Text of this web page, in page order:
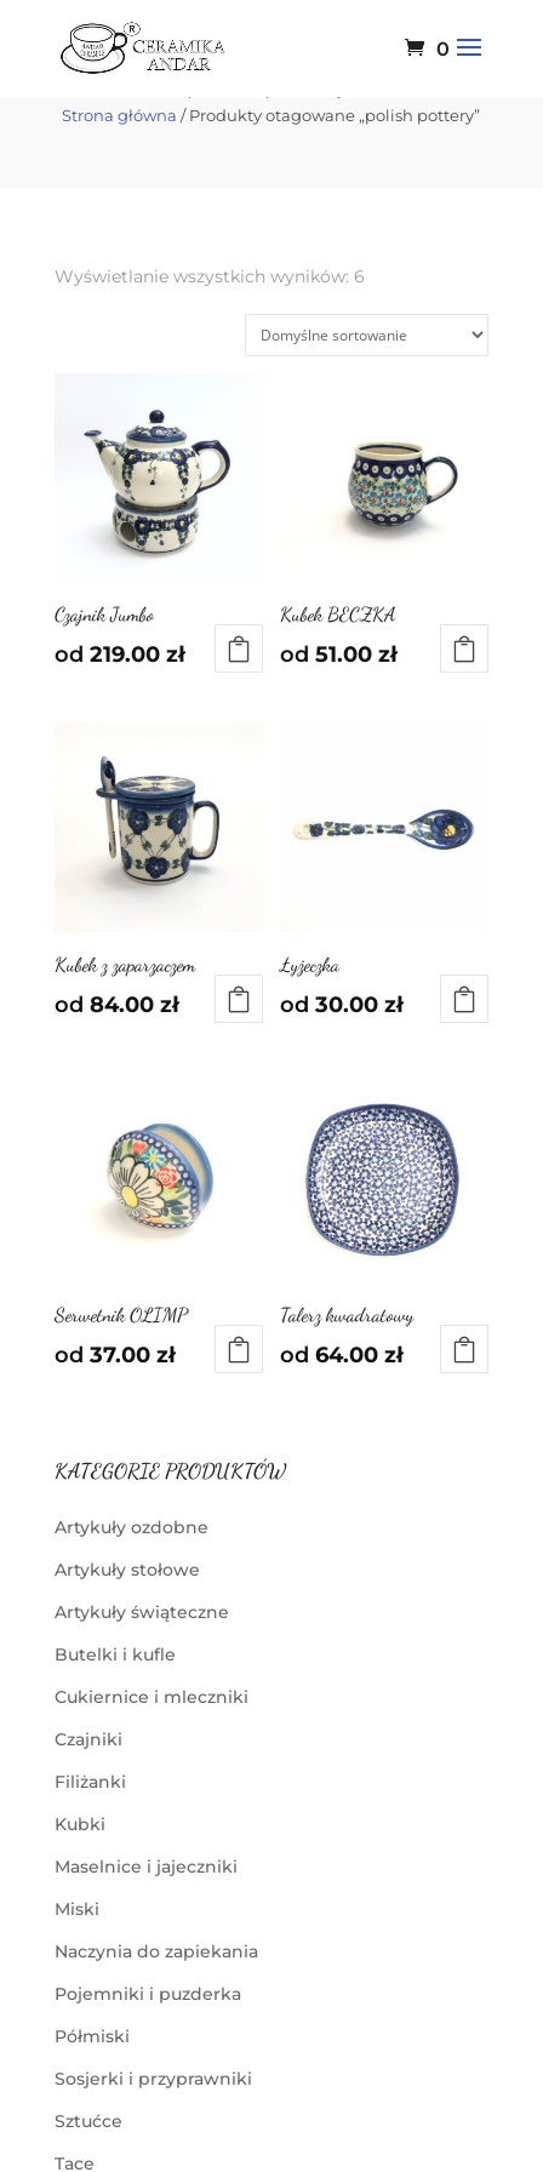
0
polish pottery
Strona główna / Produkty otagowane „polish pottery”
Wyświetlanie wszystkich wyników: 6
Czajnik Jumbo
od 219.00 zł
Kubek BECZKA
od51.00zł
Kubek z zaparzaczem
od 84.00 zł
Łyżeczka
od30.00zł
Serwetnik OLIMP
od 37.00 zł
Talerz kwadratowy
od64.00zł
KATEGORIE PRODUKTÓW
Artykuły ozdobne
Artykuły stołowe
Artykuły świąteczne
Butelki i kufle
Cukiernice i mleczniki
Czajniki
Filiżanki
Kubki
Maselnice i jajeczniki
Miski
Naczynia do zapiekania
Pojemniki i puzderka
Półmiski
Sosjerki i przyprawniki
Sztućce
Tace